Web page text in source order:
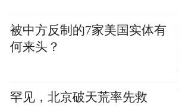
被中方反制的7家美国实体有
何来头？
罕见，北京破天荒率先救